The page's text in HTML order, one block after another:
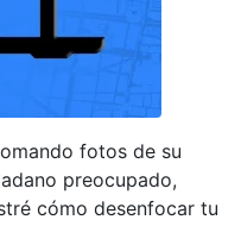
fotos de su
preocupado,
cómo desenfocar tu